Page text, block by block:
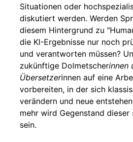
Situationen oder
diskutiert werden. Werden
diesem Hintergrund zu
die KI-Ergebnisse nur noch
und verantworten müssen?
zukünftige Dolmetscherinnen
Übersetzerinnen auf eine
vorbereiten, in der sich
verändern und neue
mehr wird Gegenstand dieser
sein.